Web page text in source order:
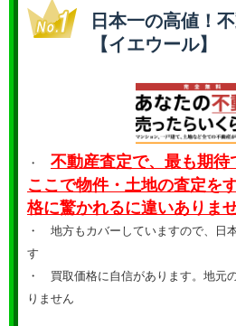
日本一の高値！
【イエウール】
・ 不動産査定で、最も期待
ここで物件・土地の査定を
格に驚かれるに違いありませ
・ 地方もカバーしていますので、日
す
・ 買取価格に自信があります。地元
りません